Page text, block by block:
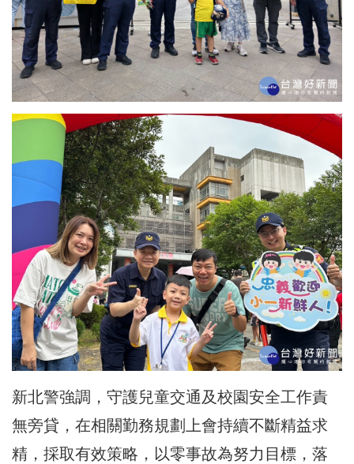
新北警強調，守護兒童交通及校園安全工作責
無旁貸，在相關勤務規劃上會持續不斷精益求
精，採取有效策略，以零事故為努力目標，落